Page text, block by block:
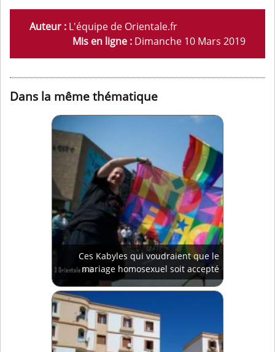
Auteur : L'équipe de Orientale.fr
Mis en ligne : Dimanche 10 Mars 2019
Dans la même thématique
Ces Kabyles qui voudraient que le
mariage homosexuel soit accepté